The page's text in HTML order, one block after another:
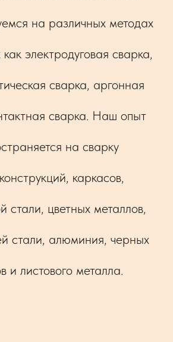
на различных методах
электродуговая сварка,
сварка, аргонная
сварка. Наш опыт
на сварку
каркасов,
стали, цветных металлов,
стали, алюминия, черных
и листового металла.